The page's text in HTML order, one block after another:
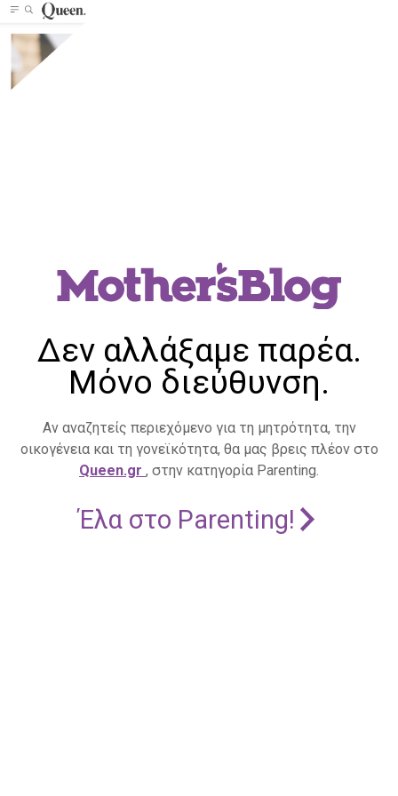
Δεν αλλάξαμε παρέα.
Μόνο διεύθυνση.
Αν αναζητείς περιεχόμενο για τη μητρότητα, την
οικογένεια και τη γονεϊκότητα, θα μας βρεις πλέον στο
Queen.gr , στην κατηγορία Parenting.
Έλα στο Parenting!